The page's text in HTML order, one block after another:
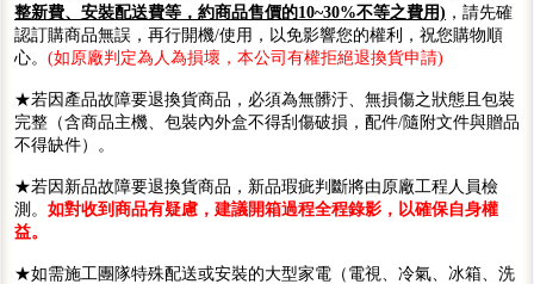
整新費、安裝配送費等，約商品售價的10~30%不等之費用) ，請先確
認訂購商品無誤，再行開機/使用，以免影響您的權利，祝您購物順
心。 (如原廠判定為人為損壞，本公司有權拒絕退換貨申請)
★若因產品故障要退換貨商品，必須為無髒汙、無損傷之狀態且包裝
完整（含商品主機、包裝內外盒不得刮傷破損，配件/隨附文件與贈品
不得缺件）。
★若因新品故障要退換貨商品，新品瑕疵判斷將由原廠工程人員檢
測。 如對收到商品有疑慮，建議開箱過程全程錄影，以確保自身權
益。
★如需施工團隊特殊配送或安裝的大型家電（電視、冷氣、冰箱、洗